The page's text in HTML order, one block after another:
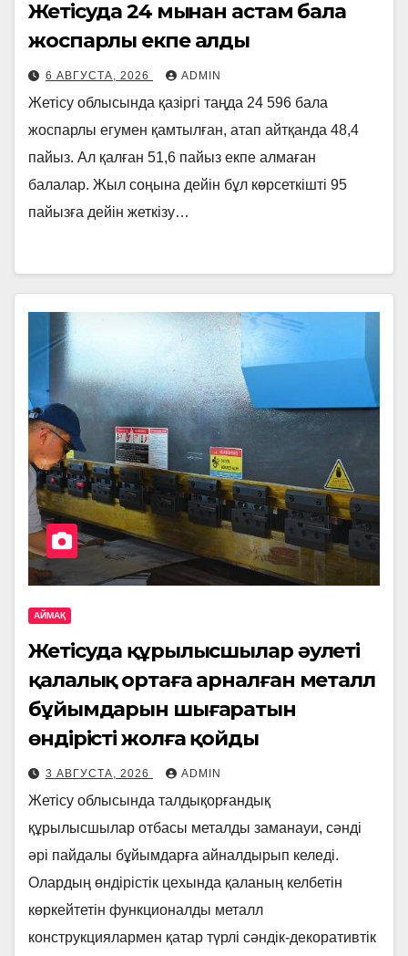
Жетісуда 24 мыңнан астам бала
жоспарлы екпе алды
6 АВГУСТА, 2026 ADMIN
Жетісу облысында қазіргі таңда 24 596 бала
жоспарлы егумен қамтылған, атап айтқанда 48,4
пайыз. Ал қалған 51,6 пайыз екпе алмаған
балалар. Жыл соңына дейін бұл көрсеткішті 95
пайызға дейін жеткізу…
АЙМАҚ
Жетісуда құрылысшылар әулеті
қалалық ортаға арналған металл
бұйымдарын шығаратын
өндірісті жолға қойды
3 АВГУСТА, 2026 ADMIN
Жетісу облысында талдықорғандық
құрылысшылар отбасы металды заманауи, сәнді
әрі пайдалы бұйымдарға айналдырып келеді.
Олардың өндірістік цехында қаланың келбетін
көркейтетін функционалды металл
конструкциялармен қатар түрлі сәндік-декоративтік